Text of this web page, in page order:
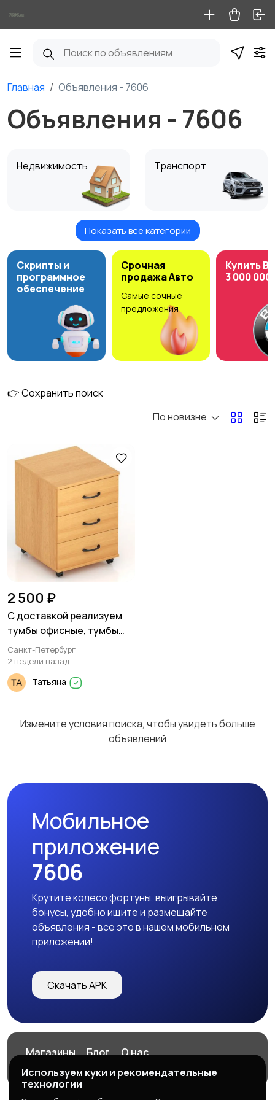
Главная Объявления - 7606
Объявления - 7606
Недвижимость Транспорт
Электроника
Мода и стиль Детские товары
Спорт и отдых
Видеокурсы
Показать все категории
Скрипты и
программное
обеспечение
Срочная
продажа Авто
Самые сочные
предложения
Купить
3 000 000
👉 Сохранить поиск
По новизне
2 500 ₽
С доставкой реализуем
тумбы офисные, тумбы
под ТВ
Санкт-Петербург
2 недели назад
Татьяна
Измените условия поиска, чтобы увидеть больше
объявлений
Мобильное
приложение
7606
Крутите колесо фортуны, выигрывайте
бонусы, удобно ищите и размещайте
объявления - все это в нашем мобильном
приложении!
Скачать APK
Магазины Блог
О нас
Служба поддержки
Используем куки и рекомендательные
технологии